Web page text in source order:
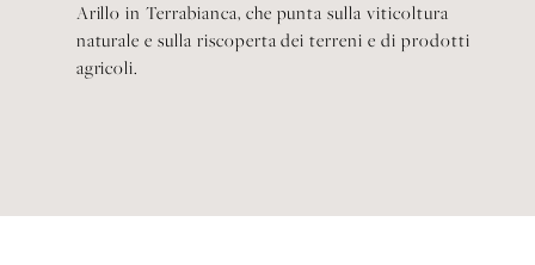
Arillo in Terrabianca, che punta sulla viticoltura
naturale e sulla riscoperta dei terreni e di prodotti
agricoli.